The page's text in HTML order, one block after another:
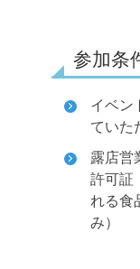
参加条
イベン
ていた
露店営
許可証
れる食
み）